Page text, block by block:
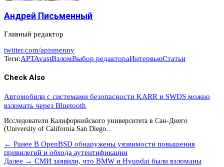
Андрей Письменный
Главный редактор
twitter.com/apismenny
Теги:APTAvastВзломВыбор редактораИнтервьюСтатьи
Check Also
Автомобили с системами безопасности KARR и SWDS можно
взломать через Bluetooth
Исследователи Калифорнийского университета в Сан-Диего
(University of California San Diego…
← Ранее В OpenBSD обнаружены уязвимости повышения
привилегий и обхода аутентификации
Далее → СМИ заявили, что BMW и Hyundai были взломаны